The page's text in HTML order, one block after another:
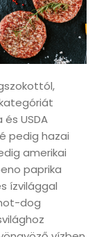
USDA
pedig hazai
amerikai
paprika
ízvilággal
dog